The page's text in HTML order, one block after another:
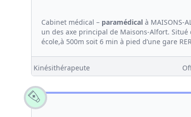
Cabinet médical – paramédical à MAISONS-
un des axe principal de Maisons-Alfort.
école,à 500m soit 6 min à pied d’une gare
Kinésithérapeute